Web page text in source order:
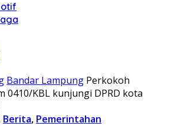
Bandar Lampung Perkokoh
0410/KBL kunjungi DPRD kota
Berita, Pemerintahan